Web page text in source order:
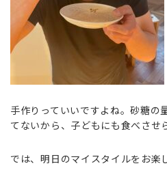
手作りっていいですよね。砂糖の
てないから、子どもにも食べさせ
では、明日のマイスタイルをお楽